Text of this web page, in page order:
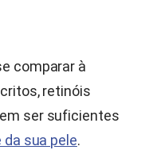
comparar à
retinóis
ser suficientes
sua pele.